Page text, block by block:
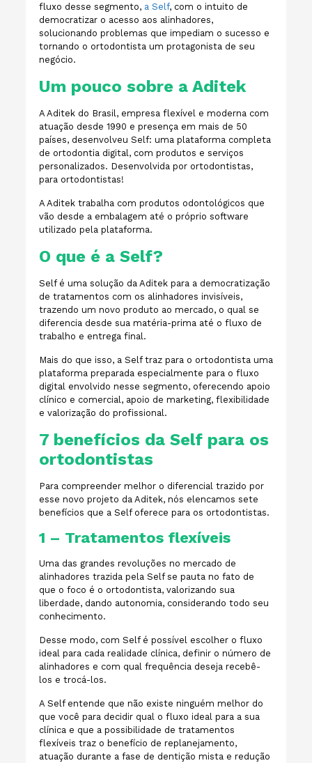
fluxo desse segmento, a Self, com o intuito de
democratizar o acesso aos alinhadores,
solucionando problemas que impediam o sucesso e
tornando o ortodontista um protagonista de seu
negócio.
Um pouco sobre a Aditek
A Aditek do Brasil, empresa flexível e moderna com
atuação desde 1990 e presença em mais de 50
países, desenvolveu Self: uma plataforma completa
de ortodontia digital, com produtos e serviços
personalizados. Desenvolvida por ortodontistas,
para ortodontistas!
A Aditek trabalha com produtos odontológicos que
vão desde a embalagem até o próprio software
utilizado pela plataforma.
O que é a Self?
Self é uma solução da Aditek para a democratização
de tratamentos com os alinhadores invisíveis,
trazendo um novo produto ao mercado, o qual se
diferencia desde sua matéria-prima até o fluxo de
trabalho e entrega final.
Mais do que isso, a Self traz para o ortodontista uma
plataforma preparada especialmente para o fluxo
digital envolvido nesse segmento, oferecendo apoio
clínico e comercial, apoio de marketing, flexibilidade
e valorização do profissional.
7 benefícios da Self para os
ortodontistas
Para compreender melhor o diferencial trazido por
esse novo projeto da Aditek, nós elencamos sete
benefícios que a Self oferece para os ortodontistas.
1 – Tratamentos flexíveis
Uma das grandes revoluções no mercado de
alinhadores trazida pela Self se pauta no fato de
que o foco é o ortodontista, valorizando sua
liberdade, dando autonomia, considerando todo seu
conhecimento.
Desse modo, com Self é possível escolher o fluxo
ideal para cada realidade clínica, definir o número de
alinhadores e com qual frequência deseja recebê-
los e trocá-los.
A Self entende que não existe ninguém melhor do
que você para decidir qual o fluxo ideal para a sua
clínica e que a possibilidade de tratamentos
flexíveis traz o benefício de replanejamento,
atuação durante a fase de dentição mista e redução